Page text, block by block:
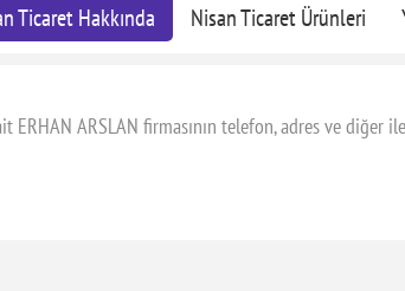
Ticaret Hakkında Nisan Ticaret Ürünleri
ERHAN ARSLAN firmasının telefon, adres ve